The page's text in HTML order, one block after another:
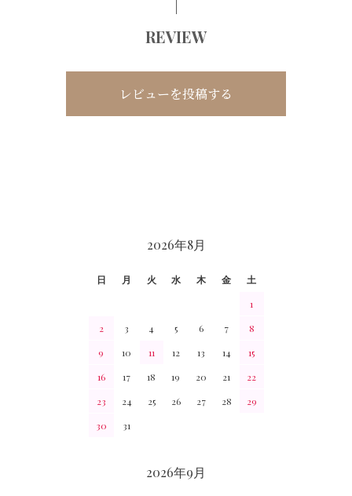
REVIEW
レビューを投稿する
2026年8月
日 月 火 水 木 金
土
1
2
3 4 5 6 7
8
9
10 11 12 13 14
15
16
17 18 19 20 21
22
23
24 25 26 27 28
29
30
31
2026年9月